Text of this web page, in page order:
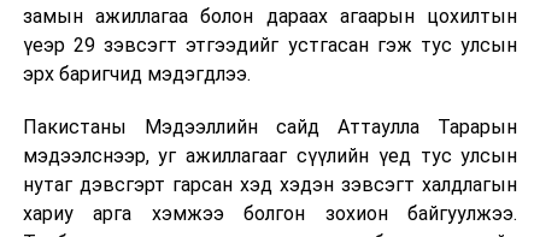
замын ажиллагаа болон дараах агаарын цохилтын
үеэр 29 зэвсэгт этгээдийг устгасан гэж тус улсын
эрх баригчид мэдэгдлээ.
Пакистаны Мэдээллийн сайд Аттаулла Тарарын
мэдээлснээр, уг ажиллагааг сүүлийн үед тус улсын
нутаг дэвсгэрт гарсан хэд хэдэн зэвсэгт халдлагын
хариу арга хэмжээ болгон зохион байгуулжээ.